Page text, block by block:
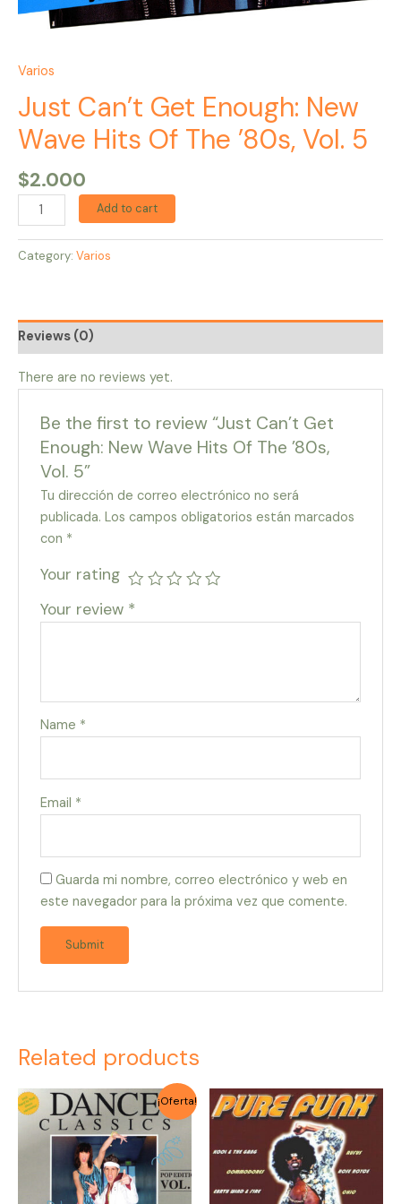
Varios
Just Can’t Get Enough: New
Wave Hits Of The ’80s, Vol. 5
$2.000
Add to cart
Category: Varios
Reviews (0)
There are no reviews yet.
Be the first to review “Just Can’t Get
Enough: New Wave Hits Of The ’80s,
Vol. 5”
Tu dirección de correo electrónico no será
publicada. Los campos obligatorios están marcados
con *
Your rating
Your review *
Name *
Email *
Guarda mi nombre, correo electrónico y web en
este navegador para la próxima vez que comente.
Related products
¡Oferta!
Original
price
was:
$6.000.
Current
price
is:
$4.500.